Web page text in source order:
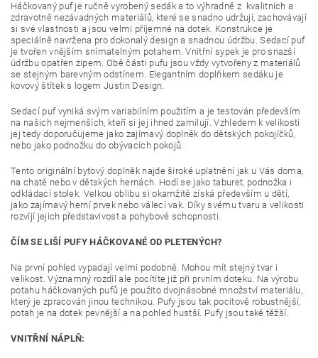
Háčkovaný puf je ručně vyrobený sedák a to výhradně z kvalitních a
zdravotně nezávadných materiálů, které se snadno udržují, zachovávají
si své vlastnosti a jsou velmi příjemné na dotek. Konstrukce je
speciálně navržena pro dokonalý design a snadnou údržbu. Sedací puf
je tvořen vnějším snímatelným potahem. Vnitřní sypek je pro snazší
údržbu opatřen zipem. Obě části pufu jsou vždy vytvořeny z materiálů
se stejným barevným odstínem. Elegantním doplňkem sedáku je
kovový štítek s logem Justin Design.
Sedací puf vyniká svým variabilním použitím a je testován především
na našich nejmenších, kteří si jej ihned zamilují. Vzhledem k velikosti
jej tedy doporučujeme jako zajímavý doplněk do dětských pokojíčků,
nebo jako podnožku do obývacích pokojů.
Tento originální bytový doplněk najde široké uplatnění jak u Vás doma,
na chatě nebo v dětských hernách. Hodí se jako taburet, podnožka i
odkládací stolek. Velkou oblibu si okamžitě získá především u dětí,
jako zajímavý herní prvek nebo válecí vak. Díky svému tvaru a velikosti
rozvíjí jejich představivost a pohybové schopnosti.
ČÍM SE LIŠÍ PUFY HÁČKOVANÉ OD PLETENÝCH?
Na první pohled vypadají velmi podobně. Mohou mít stejný tvar i
velikost. Významný rozdíl ale pocítíte již při prvním doteku. Na výrobu
potahu háčkovaných pufů je použito dvojnásobné množství materiálu,
který je zpracován jinou technikou. Pufy jsou tak pocitově robustnější,
potah je na dotek pevnější a na pohled hustší. Pufy jsou také těžší.
VNITŘNÍ NÁPLŇ: